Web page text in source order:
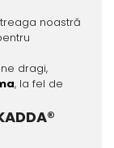
noastră
dragi,
, la fel de